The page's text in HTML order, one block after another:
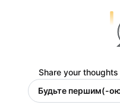
Share your
Будьте першим(-